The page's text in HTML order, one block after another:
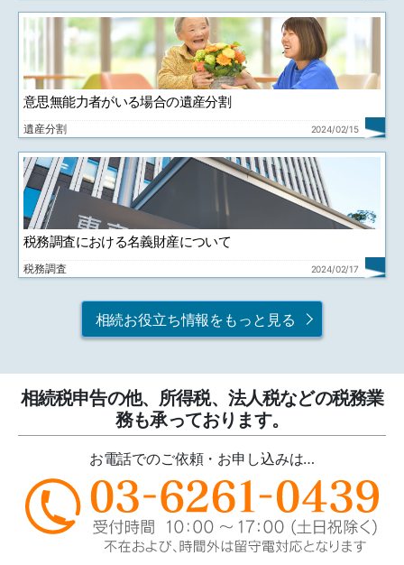
意思無能力者がいる場合の遺産分割
遺産分割 2024/02/15
税務調査における名義財産について
税務調査 2024/02/17
相続お役立ち情報をもっと見る
相続税申告の他、所得税、法人税などの税務業
務も承っております。
お電話でのご依頼・お申し込みは…